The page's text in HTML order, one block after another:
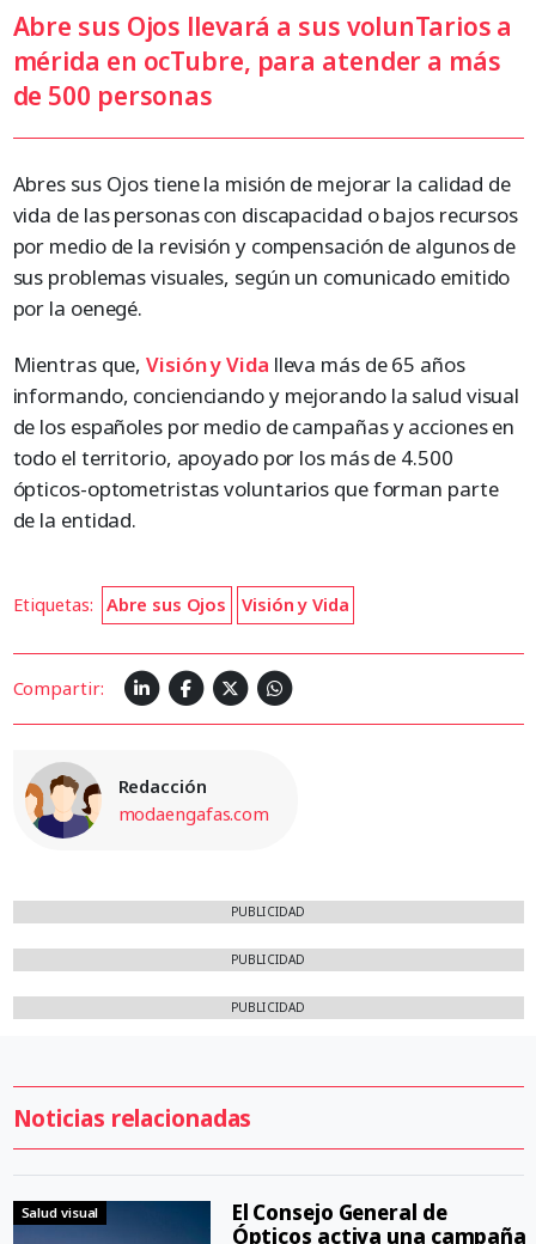
Abre sus Ojos llevará a sus volunTarios a
mérida en ocTubre, para atender a más
de 500 personas
Abres sus Ojos tiene la misión de mejorar la calidad de
vida de las personas con discapacidad o bajos recursos
por medio de la revisión y compensación de algunos de
sus problemas visuales, según un comunicado emitido
por la oenegé.
Mientras que,Visión y Vida lleva más de 65 años
informando, concienciando y mejorando la salud visual
de los españoles por medio de campañas y acciones en
todo el territorio, apoyado por los más de 4.500
ópticos-optometristas voluntarios que forman parte
de la entidad.
Etiquetas: Abre sus Ojos Visión y Vida
Compartir:
Redacción
modaengafas.com
PUBLICIDAD
PUBLICIDAD
PUBLICIDAD
Noticias relacionadas
Salud visual
El Consejo General de
Ópticos activa una campaña